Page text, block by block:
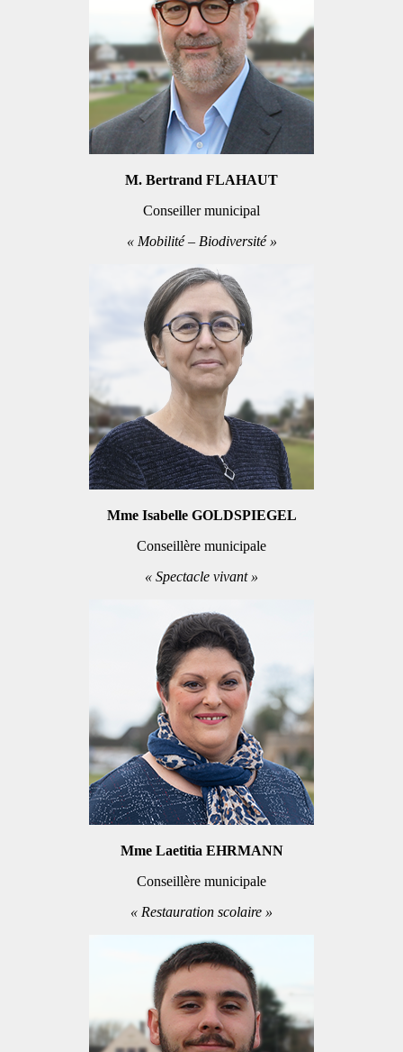
M. Bertrand FLAHAUT
Conseiller municipal
« Mobilité – Biodiversité »
Mme Isabelle GOLDSPIEGEL
Conseillère municipale
« Spectacle vivant »
Mme Laetitia EHRMANN
Conseillère municipale
« Restauration scolaire »